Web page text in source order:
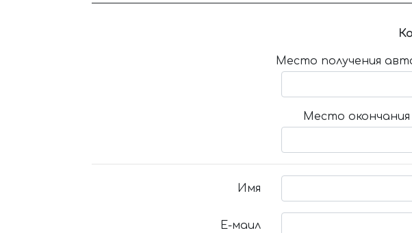
Место получения
Место
Имя
Е-маил